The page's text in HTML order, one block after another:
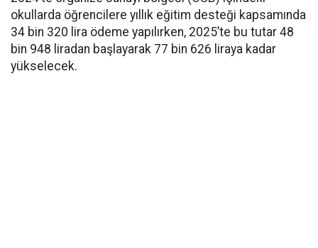
okullarda öğrencilere yıllık eğitim desteği kapsamında
34 bin 320 lira ödeme yapılırken, 2025’te bu tutar 48
bin 948 liradan başlayarak 77 bin 626 liraya kadar
yükselecek.